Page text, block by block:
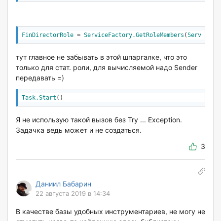
FinDirectorRole = ServiceFactory.GetRoleMembers (
тут главное не забывать в этой шпаргалке, что это
только для стат. роли, для вычисляемой надо Sender
передавать =)
Task.Start
Я не использую такой вызов без Try ... Exception.
Задачка ведь может и не создаться.
3
Даниил Бабарин
22 августа 2019 в 14:34
В качестве базы удобных инструментариев, не могу не